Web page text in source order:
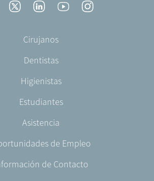
TwitterLinkedInYouTubeInstagram
Cirujanos
Dentistas
Higienistas
Estudiantes
Asistencia
de Empleo
de Contacto